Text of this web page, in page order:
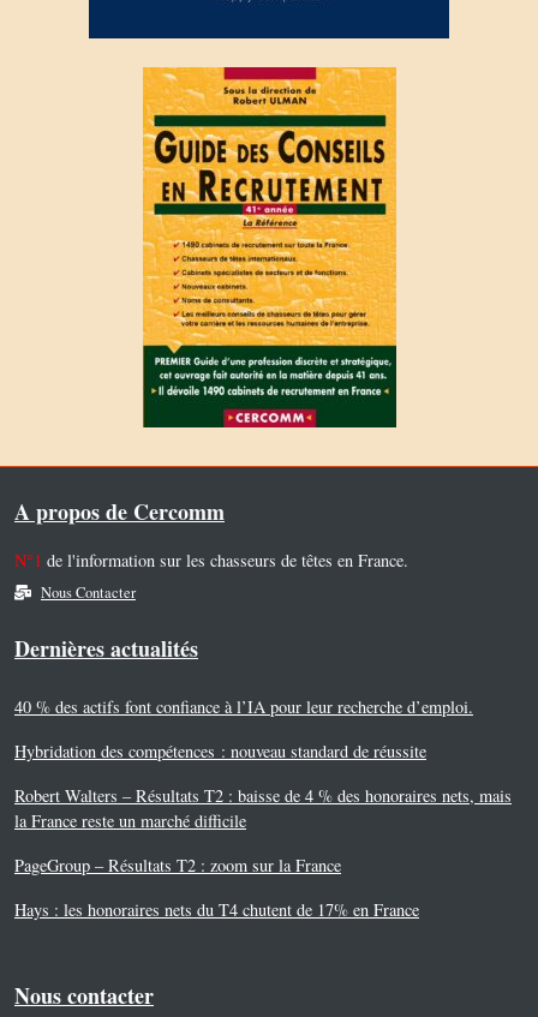
A propos de Cercomm
N°1 de l'information sur les chasseurs de têtes en France.
Nous Contacter
Dernières actualités
40 % des actifs font confiance à l’IA pour leur recherche d’emploi.
Hybridation des compétences : nouveau standard de réussite
Robert Walters – Résultats T2 : baisse de 4 % des honoraires nets, mais
la France reste un marché difficile
PageGroup – Résultats T2 : zoom sur la France
Hays : les honoraires nets du T4 chutent de 17% en France
Nous contacter